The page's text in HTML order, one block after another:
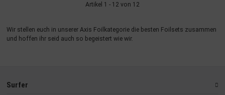
Artikel 1 - 12 von 12
Wir stellen euch in unserer Axis Foilkategorie die besten Foilsets zusammen
und hoffen ihr seid auch so begeistert wie wir.
Surfer